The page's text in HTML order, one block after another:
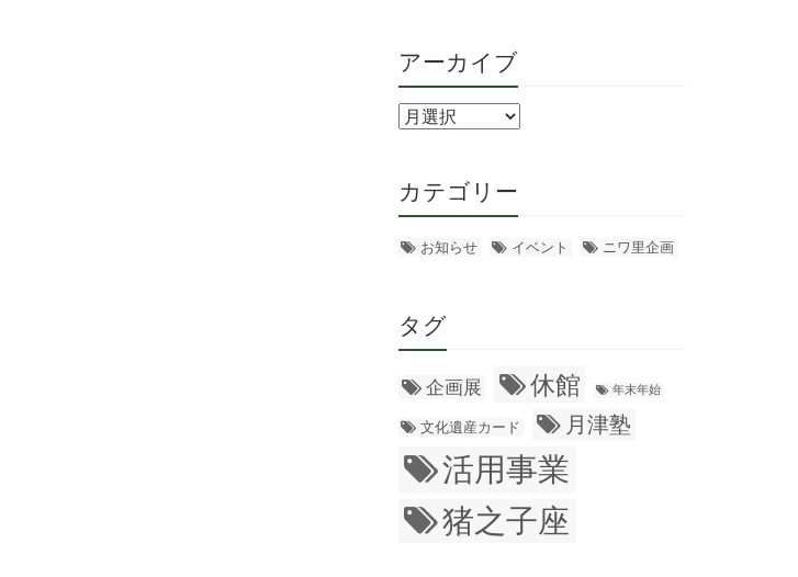
アーカイブ
カテゴリー
お知らせ イベント ニワ里企画
タグ
企画展 休館 年末年始
文化遺産カード 月津塾
活用事業
猪之子座